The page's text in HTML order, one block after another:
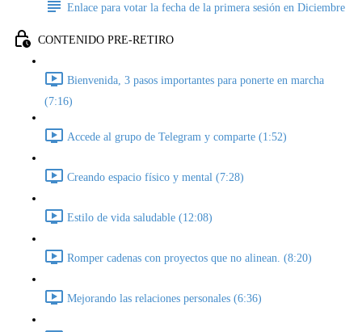
Enlace para votar la fecha de la primera sesión en Diciembre
CONTENIDO PRE-RETIRO
Bienvenida, 3 pasos importantes para ponerte en marcha
(7:16)
Accede al grupo de Telegram y comparte (1:52)
Creando espacio físico y mental (7:28)
Estilo de vida saludable (12:08)
Romper cadenas con proyectos que no alinean. (8:20)
Mejorando las relaciones personales (6:36)